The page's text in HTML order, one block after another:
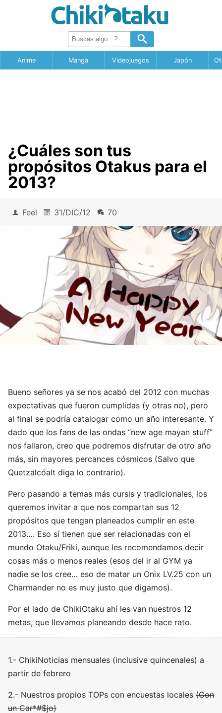
Anime Manga Videojuegos Japón
¿Cuáles son tus
propósitos Otakus para el
2013?
Feel 31/DIC/12 70
Bueno señores ya se nos acabó del 2012 con muchas
expectativas que fueron cumplidas (y otras no), pero
al final se podría catalogar como un año interesante. Y
dado que los fans de las ondas “new age mayan stuff”
nos fallaron, creo que podremos disfrutar de otro año
más, sin mayores percances cósmicos (Salvo que
Quetzalcóalt diga lo contrario).
Pero pasando a temas más cursis y tradicionales, los
queremos invitar a que nos compartan sus 12
propósitos que tengan planeados cumplir en este
2013…. Eso sí tienen que ser relacionadas con el
mundo Otaku/Friki, aunque les recomendamos decir
cosas más o menos reales (esos del ir al GYM ya
nadie se los cree… eso de matar un Onix LV.25 con un
Charmander no es muy justo que digamos).
Por el lado de ChikiOtaku ahí les van nuestros 12
metas, que llevamos planeando desde hace rato.
1.- ChikiNoticias mensuales (inclusive quincenales) a
partir de febrero
2.- Nuestros propios TOPs con encuestas locales (Con
un Car*#$jo)